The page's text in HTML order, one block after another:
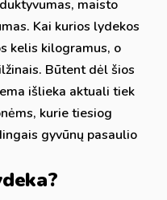
maisto
Kai kurios lydekos
kelis kilogramus, o
Būtent dėl šios
išlieka aktuali tiek
kurie tiesiog
gyvūnų pasaulio